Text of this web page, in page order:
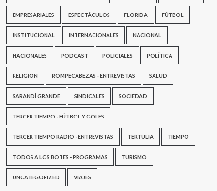
Scremini
EMPRESARIALES ESPECTÁCULOS FLORIDA FÚTBOL
INSTITUCIONAL INTERNACIONALES NACIONAL
NACIONALES PODCAST POLICIALES POLÍTICA
RELIGIÓN ROMPECABEZAS - ENTREVISTAS SALUD
SARANDÍ GRANDE SINDICALES SOCIEDAD
TERCER TIEMPO - FÚTBOL Y GOLES
TERCER TIEMPO RADIO - ENTREVISTAS TERTULIA TIEMPO
TODOS A LOS BOTES - PROGRAMAS TURISMO
UNCATEGORIZED VIAJES